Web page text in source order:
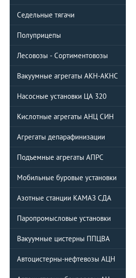
Седельные тягачи
Полуприцепы
Лесовозы - Сортиментовозы
Вакуумные агрегаты АКН-АКНС
Насосные установки ЦА 320
Кислотные агрегаты АНЦ СИН
Агрегаты депарафинизации
Подъемные агрегаты АПРС
Мобильные буровые установки
Азотные станции КАМАЗ СДА
Паропромысловые установки
Вакуумные цистерны ППЦBA
Автоцистерны-нефтевозы АЦН